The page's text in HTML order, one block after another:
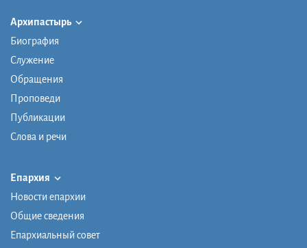
Архипастырь
Биография
Служение
Обращения
Проповеди
Публикации
Слова и речи
Епархия
Новости епархии
Общие сведения
Епархиальный совет